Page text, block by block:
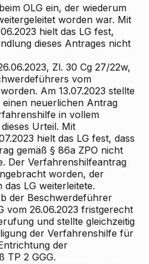
OLG ein, der wiederum
worden war. Mit
hielt das LG fest,
dieses Antrages nicht
Zl. 30 Cg 27/22w,
vom
Am 13.07.2023 stellte
neuerlichen Antrag
in vollem
Urteil. Mit
hielt das LG fest, dass
gemäß § 86a ZPO nicht
Der Verfahrenshilfeantrag
worden, der
das LG weiterleitete.
der Beschwerdeführer
vom 26.06.2023 fristgerecht
und stellte gleichzeitig
der Verfahrenshilfe für
der
TP 2 GGG.